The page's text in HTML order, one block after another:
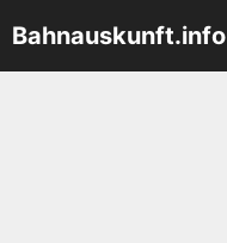
Inhalt
springen
Bahnauskunft.info